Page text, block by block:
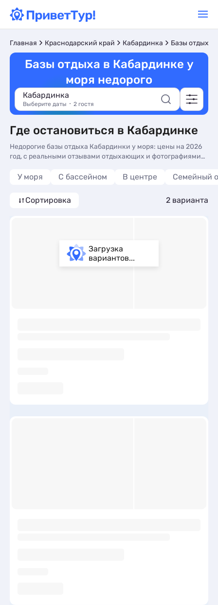
Главная Краснодарский край Кабардинка Базы отдыха
Базы отдыха в Кабардинке у
моря недорого
Кабардинка
Выберите даты 2 гостя
Где остановиться в Кабардинке
Недорогие базы отдыха Кабардинки у моря: цены на 2026
год, с реальными отзывами отдыхающих и фотографиями
недорогой отдых на Чёрном море без посредников - более
белья и трансфером (платно).
У моря С бассейном В центре Семейный
Сортировка 2 варианта
Загрузка
вариантов...